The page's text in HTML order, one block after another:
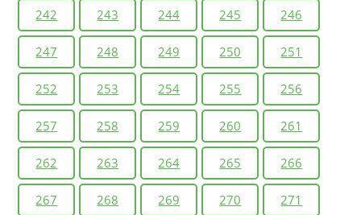
242 243 244 245 246
247 248 249 250 251
252 253 254 255 256
257 258 259 260 261
262 263 264 265 266
267 268 269 270 271